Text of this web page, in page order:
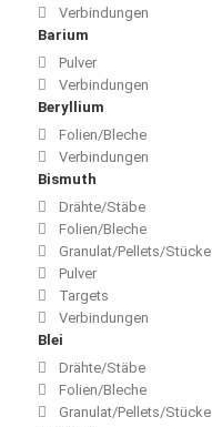
Verbindungen
Barium
Pulver
Verbindungen
Beryllium
Folien/Bleche
Verbindungen
Bismuth
Drähte/Stäbe
Folien/Bleche
Granulat/Pellets/Stücke
Pulver
Targets
Verbindungen
Blei
Drähte/Stäbe
Folien/Bleche
Granulat/Pellets/Stücke